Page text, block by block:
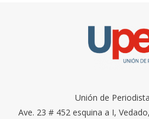
Unión de
Ave. 23 # 452 esquina a I,